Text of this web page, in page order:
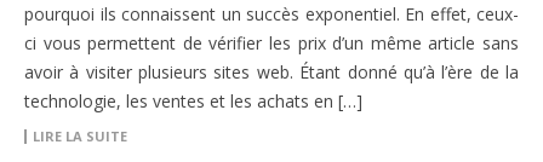
pourquoi ils connaissent un succès exponentiel. En effet, ceux-
ci vous permettent de vérifier les prix d’un même article sans
avoir à visiter plusieurs sites web. Étant donné qu’à l’ère de la
technologie, les ventes et les achats en […]
LIRE LA SUITE